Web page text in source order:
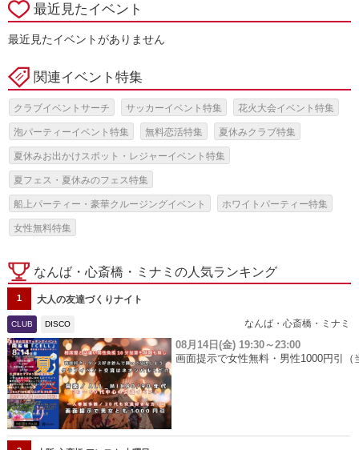
最近見たイベント
最近見たイベントがありません
関連イベント特集
クラブイベントサーチ サッカーイベント特集 花火大会イベント特集
泡パーティーイベント特集 無料恋活特集 夏休みクラブ特集
夏休みお出かけスポット・レジャーイベント特集
夏フェス・夏休みのフェス特集
船上パーティー・豪華クルージングイベント ホワイトパーティー特集
女性無料特集
なんば・心斎橋・ミナミの人気ランキング
1 大人の友達づくりナイト
CLUB DISCO なんば・心斎橋・ミナミ
08月14日(金) 19:30～23:00
画面提示で女性無料・男性1000円引（